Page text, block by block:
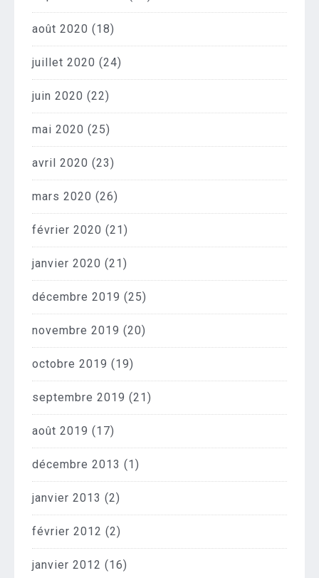
août 2020 (18)
juillet 2020 (24)
juin 2020 (22)
mai 2020 (25)
avril 2020 (23)
mars 2020 (26)
février 2020 (21)
janvier 2020 (21)
décembre 2019 (25)
novembre 2019 (20)
octobre 2019 (19)
septembre 2019 (21)
août 2019 (17)
décembre 2013 (1)
janvier 2013 (2)
février 2012 (2)
janvier 2012 (16)